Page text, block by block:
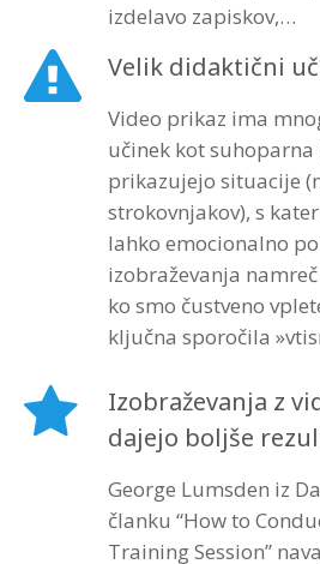
izdelavo zapiskov,…
Velik didaktični
Video prikaz ima
učinek kot
prikazujejo situacije
strokovnjakov), s
lahko emocionalno
izobraževanja
ko smo čustveno
ključna sporočila
Izobraževanja z
dajejo boljše
George Lumsden iz
članku “How to
Training Session”